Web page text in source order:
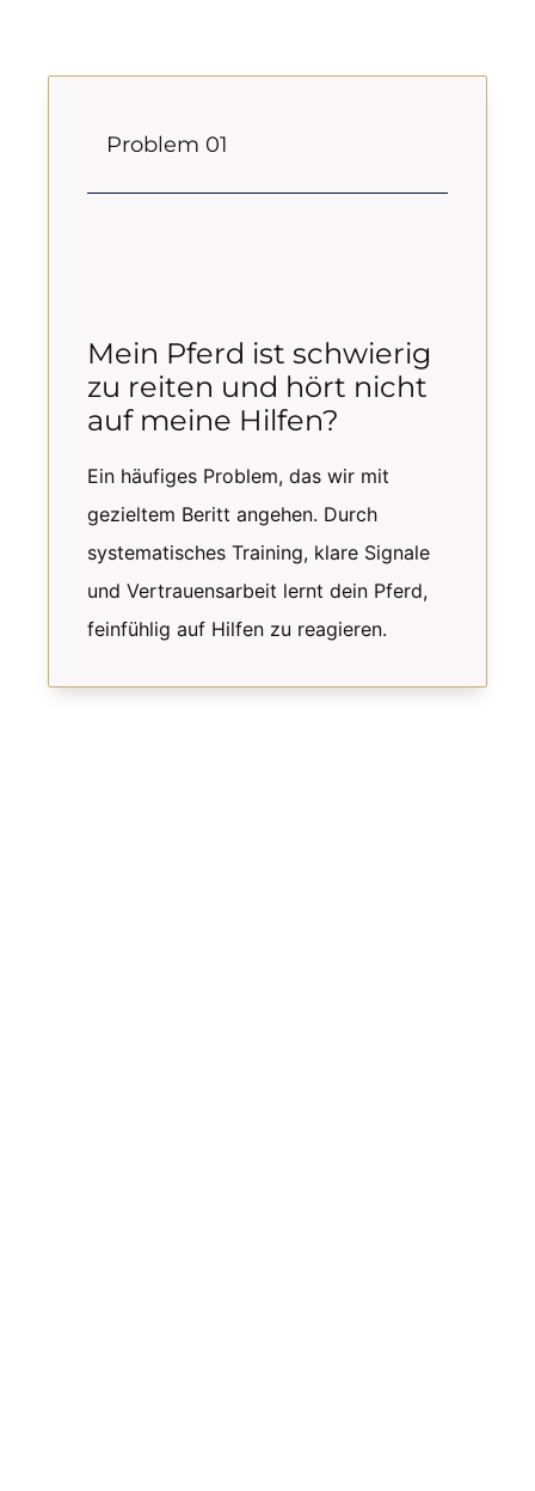
Problem 01
Mein Pferd ist schwierig
zu reiten und hört nicht
auf meine Hilfen?
Ein häufiges Problem, das wir mit
gezieltem Beritt angehen. Durch
systematisches Training, klare Signale
und Vertrauensarbeit lernt dein Pferd,
feinfühlig auf Hilfen zu reagieren.